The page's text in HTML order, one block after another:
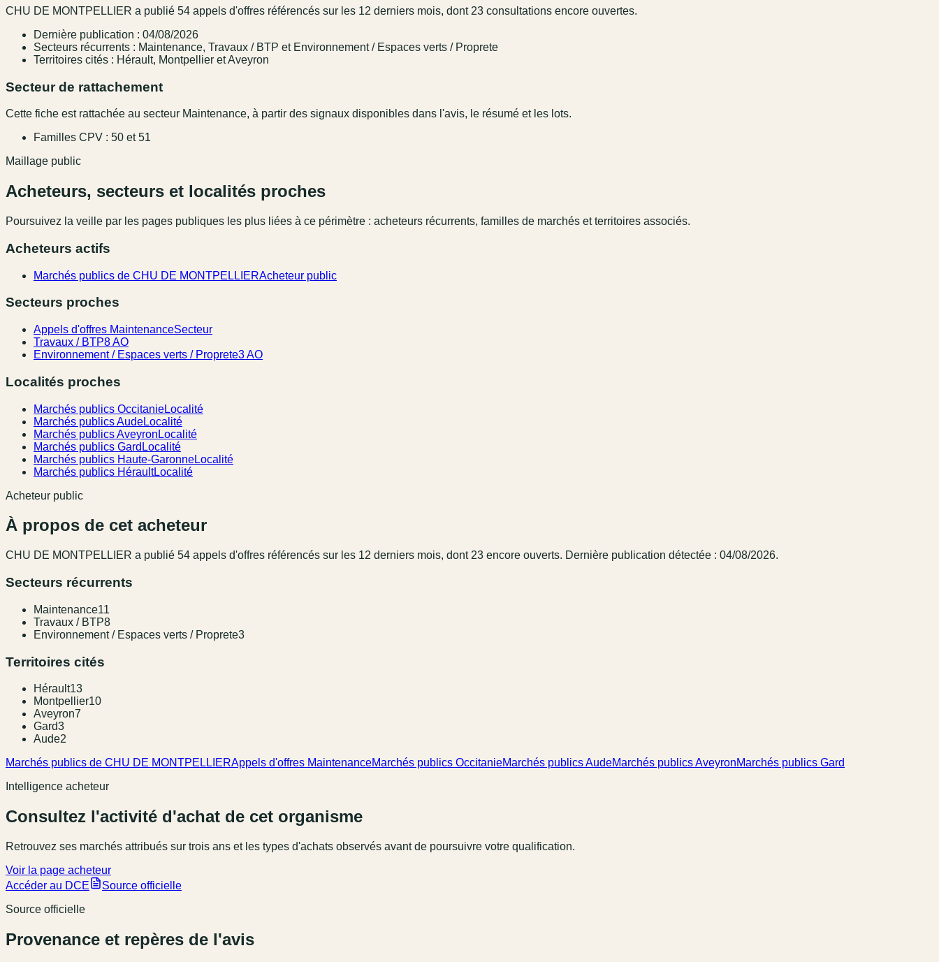
CHU DE MONTPELLIER a publié 54 appels d'offres référencés sur les 12 derniers mois, dont 23 consultations encore ouvertes.
Dernière publication : 04/08/2026
Secteurs récurrents : Maintenance, Travaux / BTP et Environnement / Espaces verts / Proprete
Territoires cités : Hérault, Montpellier et Aveyron
Secteur de rattachement
Cette fiche est rattachée au secteur Maintenance, à partir des signaux disponibles dans l'avis, le résumé et les lots.
Familles CPV : 50 et 51
Maillage public
Acheteurs, secteurs et localités proches
Poursuivez la veille par les pages publiques les plus liées à ce périmètre : acheteurs récurrents, familles de marchés et territoires associés.
Acheteurs actifs
Marchés publics de CHU DE MONTPELLIERAcheteur public
Secteurs proches
Appels d'offres MaintenanceSecteur
Travaux / BTP8 AO
Environnement / Espaces verts / Proprete3 AO
Localités proches
Marchés publics OccitanieLocalité
Marchés publics AudeLocalité
Marchés publics Aveyron Localité
Marchés publics Gard Localité
Marchés publics Haute-GaronneLocalité
Marchés publics HéraultLocalité
Acheteur public
À propos de cet acheteur
CHU DE MONTPELLIER a publié 54 appel s d'offres référencés sur les 12 derniers mois, dont 23 encore ouverts. Dernière publication détectée : 04/08/2026.
Secteurs récurrents
Maintenance11
Travaux / BTP8
Environnement / Espaces verts / Proprete3
Territoires cités
Hérault13
Montpellier10
Aveyron7
Gard3
Aude2
Marchés publics de CHU DE MONTPELLIERAppels d'offres MaintenanceMarchés publics OccitanieMarchés publics AudeMarchés publics AveyronMarchés publics Gard
Intelligence acheteur
Consultez l'activité d'achat de cet organisme
Retrouvez ses marchés attribués sur trois ans et les types d'achats observés avant de poursuivre votre qualification.
Voir la page acheteur
Accéder au DCE
Source officielle
Source officielle
Provenance et repères de l'avis